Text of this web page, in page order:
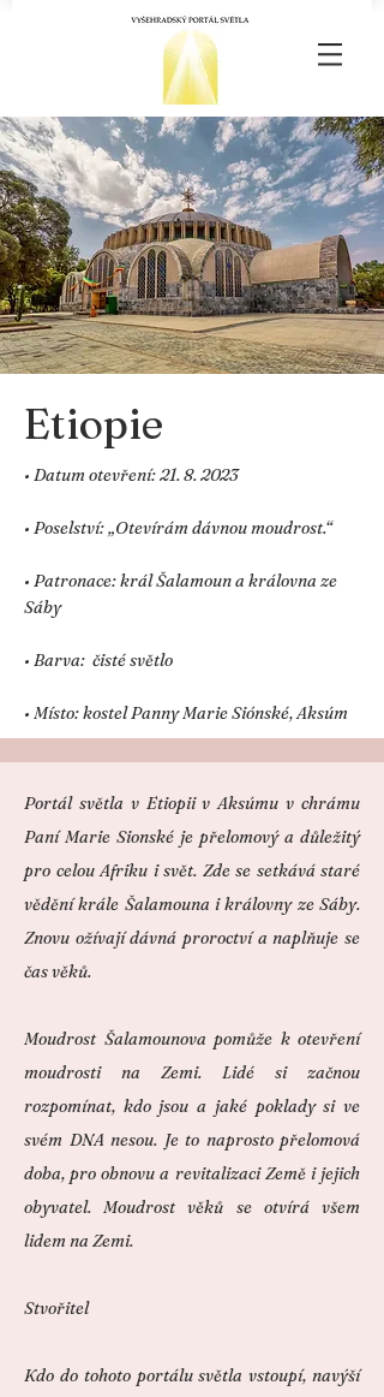
Etiopie
• Datum otevření:21. 8. 2023
• Poselství: „Otevírám dávnou moudrost.“
• Patronace: král Šalamoun a královna ze
Sáby
• Barva: čisté světlo
• Místo: kostel Panny Marie Siónské, Aksúm
Portál světla v Etiopii v Aksúmu v chrámu
Paní Marie Sionské je přelomový a důležitý
pro celou Afriku i svět. Zde se setkává staré
vědění krále Šalamouna i královny ze Sáby.
Znovu ožívají dávná proroctví a naplňuje se
čas věků.
Moudrost Šalamounova pomůže k otevření
moudrosti na Zemi. Lidé si začnou
rozpomínat, kdo jsou a jaké poklady si ve
svém DNA nesou. Je to naprosto přelomová
doba, pro obnovu a revitalizaci Země i jejich
obyvatel. Moudrost věků se otvírá všem
lidem na Zemi.
Stvořitel
Kdo do tohoto portálu světla vstoupí, navýší